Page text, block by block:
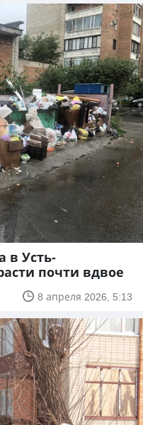
в Усть-
почти вдвое
8 апреля 2026, 5:13